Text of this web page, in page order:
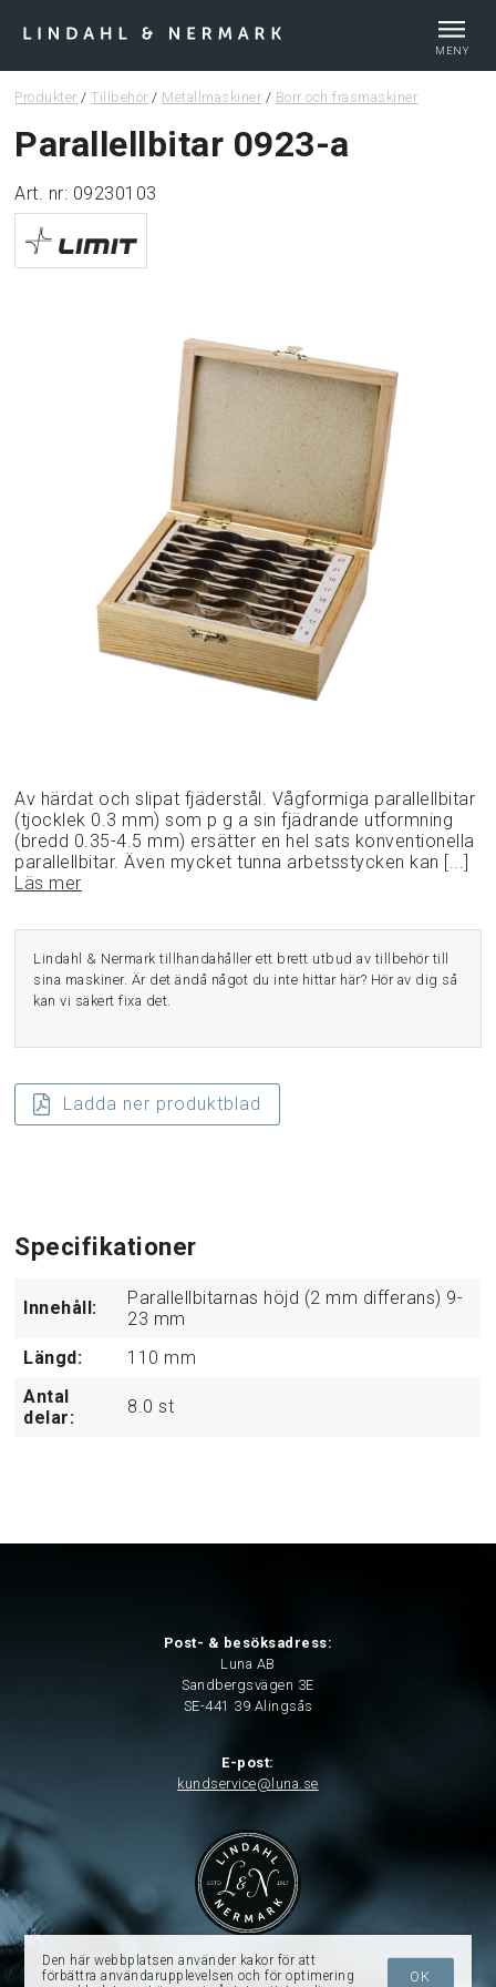
MENY
Webshop
Produkter /Tillbehör / Metallmaskiner / Borr och fräsmaskiner
Parallellbitar 0923-a
Art. nr: 09230103
Av härdat och slipat fjäderstål. Vågformiga parallellbitar
(tjocklek 0.3 mm) som p g a sin fjädrande utformning
(bredd 0.35-4.5 mm) ersätter en hel sats konventionella
parallellbitar. Även mycket tunna arbetsstycken kan [...]
Läs mer
Lindahl & Nermark tillhandahåller ett brett utbud av tillbehör till
sina maskiner. Är det ändå något du inte hittar här? Hör av dig så
kan vi säkert fixa det.
Ladda ner produktblad
Specifikationer
Innehåll:
Parallellbitarnas höjd (2 mm differans) 9-
23 mm
Längd:
110 mm
Antal
delar:
8.0 st
Post- & besöksadress:
Luna AB
Sandbergsvägen 3E
SE-441 39 Alingsås
E-post:
kundservice@luna.se
Den här webbplatsen använder kakor för att
förbättra användarupplevelsen och för optimering
OK